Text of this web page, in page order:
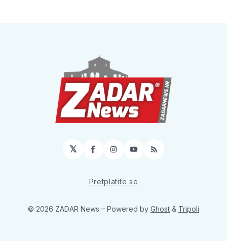
𝕏 Facebook
Instagram
YouTube
RSS
Pretplatite se
© 2026 ZADAR News – Powered by Ghost & Tripoli